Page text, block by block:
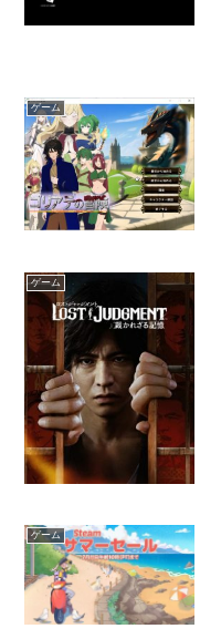
ゲーム
ゲーム
ゲーム